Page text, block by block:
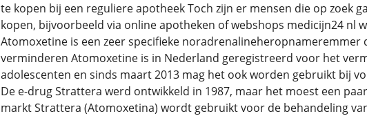
te kopen bij een reguliere apotheek Toch zijn er mensen die op zoek
kopen, bijvoorbeeld via online apotheken of webshops medicijn24 nl
Atomoxetine is een zeer specifieke
verminderen Atomoxetine is in Nederland geregistreerd voor het
adolescenten en sinds maart 2013 mag het ook worden gebruikt bij
De e-drug Strattera werd ontwikkeld in 1987, maar het moest een
markt Strattera (Atomoxetina) wordt gebruikt voor de behandeling